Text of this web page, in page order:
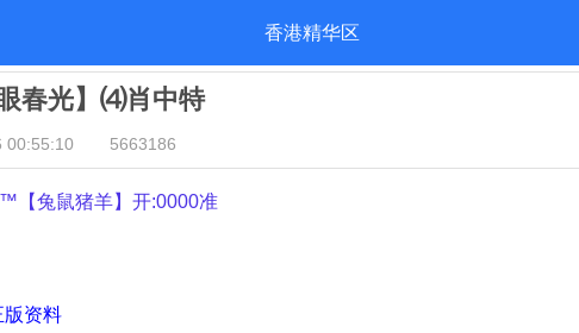
香港精华区
春光】⑷肖中特
00:55:10 5663186
【兔鼠猪羊】开:0000准
版资料